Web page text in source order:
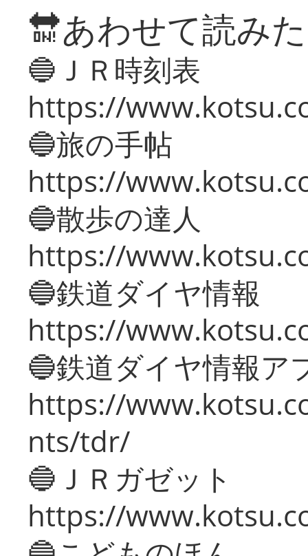
🔛あわせて読み
🔵ＪＲ時刻表
https://
🔵旅の手帖
https://
🔵散歩の達人
https://
🔵鉄道ダイヤ情報
https://
🔵鉄道ダイヤ情報ア
https://
nts/tdr/
🔵ＪＲガゼット
https://